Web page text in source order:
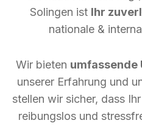
Solingen ist Ihr
nationale &
Wir bieten umfassende
unserer Erfahrung und
stellen wir sicher, dass
reibungslos und